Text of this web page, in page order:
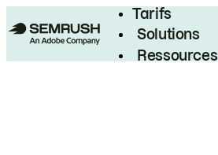
Tarifs
Solutions
Ressources